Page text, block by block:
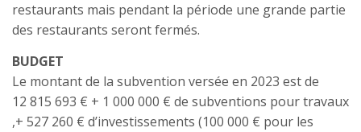
restaurants mais pendant la période une grande partie
des restaurants seront fermés.
BUDGET
Le montant de la subvention versée en 2023 est de
12 815 693 € + 1 000 000 € de subventions pour travaux
,+ 527 260 € d’investissements (100 000 € pour les